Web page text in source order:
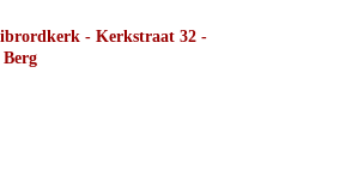
- Kerkstraat 32 -